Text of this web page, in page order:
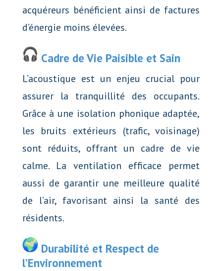
acquéreurs bénéficient ainsi de factures
d’énergie moins élevées.
Cadre de Vie Paisible et Sain
L’acoustique est un enjeu crucial pour
assurer la tranquillité des occupants.
Grâce à une isolation phonique adaptée,
les bruits extérieurs (trafic, voisinage)
sont réduits, offrant un cadre de vie
calme. La ventilation efficace permet
aussi de garantir une meilleure qualité
de l’air, favorisant ainsi la santé des
résidents.
Durabilité et Respect de
l’Environnement